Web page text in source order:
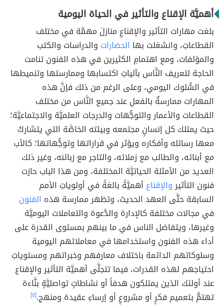
أهميَّة الإقناع والتأثير في الحياة اليومية
بلغت مهارات التأثير والإقناعِ منازلَ مهمَّة في مختلف
القطاعاتِ، وانشغلت بها الحضارات والدراسات والكتب
والمؤلفات، ومع اهتمامِ الكثيرين في هذه الفنون تنامت
الحاجة لتعريف النَّاس بآلياتِ اكتسابها وممارستها وتنميطها
في السُّلوك اليومي، وعلى الرغم من ذلك فإنَّ هذه
المهارات ممارسةٌ بالفعلِ عند جميع النَّاس من مختلف
القطاعات والأعمار والتوجُّهات والدرجات العلميَّة والاجتماعيَّة؛
حيث يمتلك كل إنسانٍ مجتمعه وبيئته الخاصَّة التي يتشاركُ
معها رسائله وأفكاره ويؤثر في قراراتها وتوجُّهاتها؛ كالأب
مع أبنائه، والطالب مع زملائه، والتاجر مع زبائنه، وغير ذلك
العديد من الأمثلة الحياتيَّة المختلفة، ومن هذا الباب حازت
فنون التأثيروالإقناع أهميَّةً بالغةً في أولوياتِ الأمم
السابقة حتَّى العهد الحديث، وتظهر ممارسة هذه الفنون
في مجالات مختلفة كالإدارة والدَّعوة والتعاملات اليوميَّة
وغيرها، ويتفاضل الناس في ما بينهم بمستوى القدرة على
أداء هذه الفنون واستخدامها في معاملاتهم اليومية
وسلوكاتهم الدائمة باختلاف معارفهم وخبراتهم ومستوياتِ
احتياجهم لهذه القدرات، فيما تتجلَّى أهميَّة التأثير والإقناع
عند أولئك الذين يمتلكون هدفاً أو نشاطاتٍ تواصليَّةٍ بنَّاءة
تهتمُّ بتعميم فكرٍ أو مشروعٍ أو إرساءِ عقيدة ومنهج.[٧]